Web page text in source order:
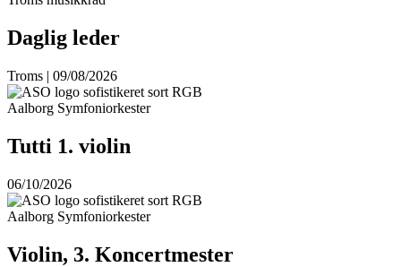
Daglig leder
Troms | 09/08/2026
Aalborg Symfoniorkester
Tutti 1. violin
06/10/2026
Aalborg Symfoniorkester
Violin, 3. Koncertmester